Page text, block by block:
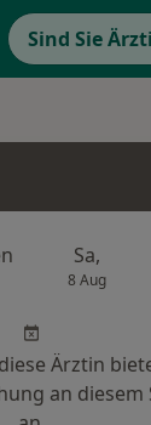
Sind Sie
Sa,
8 Aug
Ärztin
an